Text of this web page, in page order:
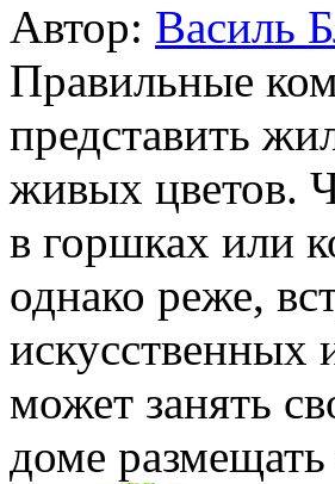
Автор: Василь
Правильные
представить
живых цветов.
в горшках или
однако реже,
искусственных
может занять
доме